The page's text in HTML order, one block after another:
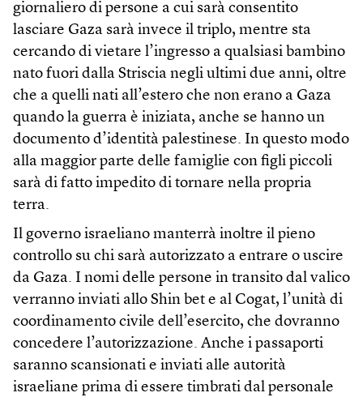
giornaliero di persone a cui sarà consentito
lasciare Gaza sarà invece il triplo, mentre sta
cercando di vietare l’ingresso a qualsiasi bambino
nato fuori dalla Striscia negli ultimi due anni, oltre
che a quelli nati all’estero che non erano a Gaza
quando la guerra è iniziata, anche se hanno un
documento d’identità palestinese. In questo modo
alla maggior parte delle famiglie con figli piccoli
sarà di fatto impedito di tornare nella propria
terra.
Il governo israeliano manterrà inoltre il pieno
controllo su chi sarà autorizzato a entrare o uscire
da Gaza. I nomi delle persone in transito dal valico
verranno inviati allo Shin bet e al Cogat, l’unità di
coordinamento civile dell’esercito, che dovranno
concedere l’autorizzazione. Anche i passaporti
saranno scansionati e inviati alle autorità
israeliane prima di essere timbrati dal personale